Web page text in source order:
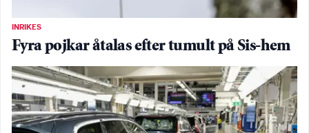
INRIKES
Fyra pojkar åtalas efter tumult på Sis-hem